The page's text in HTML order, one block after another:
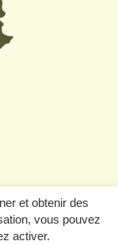
et obtenir des
vous pouvez
activer.